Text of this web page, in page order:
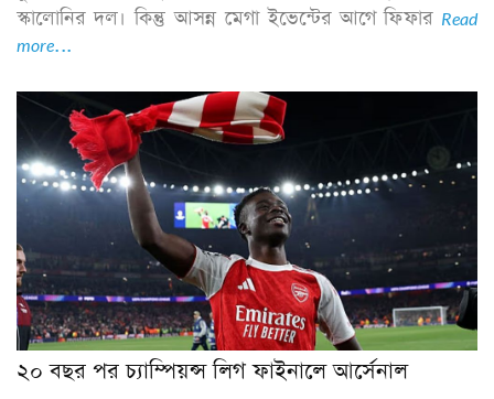
স্কালোনির দল। কিন্তু আসন্ন মেগা ইভেন্টের আগে ফিফার Read
more...
২০ বছর পর চ্যাম্পিয়ন্স লিগ ফাইনালে আর্সেনাল